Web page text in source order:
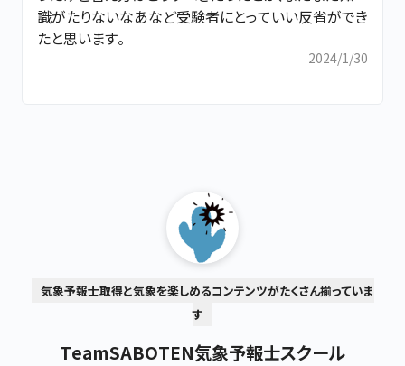
識がたりないなあなど受験者にとっていい反省ができ
たと思います。
2024/1/30
気象予報士取得と気象を楽しめるコンテンツがたくさん揃っていま
す
TeamSABOTEN気象予報士スクール